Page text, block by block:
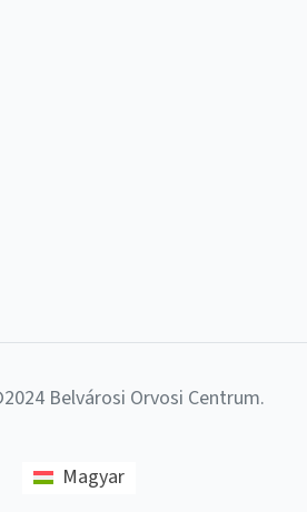
Belvárosi Orvosi Centrum.
Magyar